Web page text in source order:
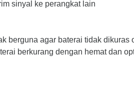
sinyal ke perangkat lain
berguna agar baterai tidak
berkurang dengan hemat dan